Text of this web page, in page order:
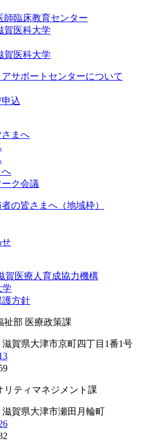
サポートセンターについて
込
まへ
へ
ク会議
の皆さまへ（地域枠）
せ
賀医療人育成協力機構
学
護方針
祉部 医療政策課
滋賀県大津市京町四丁目1番1号
リティマネジメント課
滋賀県大津市瀬田月輪町